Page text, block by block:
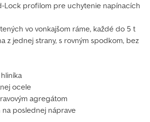
Lock profilom pre uchytenie napínacích
vo vonkajšom ráme, každé do 5 t
z jednej strany, s rovným spodkom, bez
ocele
agregátom
poslednej náprave